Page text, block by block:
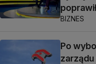
BIZNES
Po